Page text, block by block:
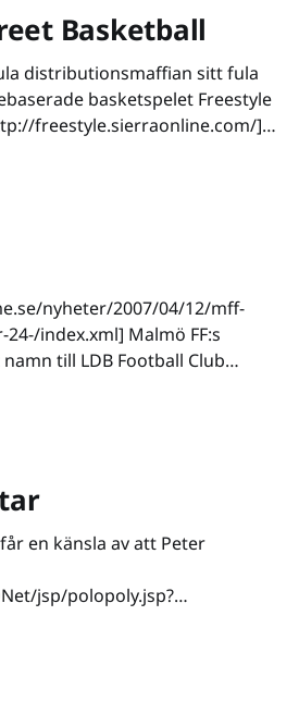
Basketball
distributionsmaffian sitt fula
basketspelet Freestyle
freestyle.sierraonline.com/]
beta att träda i kraft där
nyheter/2007/04/12/mff-
index.xml] Malmö FF:s
till LDB Football Club
ligger bakom
en känsla av att Peter
jsp/polopoly.jsp?
Skadedrabbade